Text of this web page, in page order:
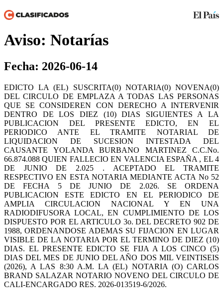
Aviso: Notarías
Fecha: 2026-06-14
EDICTO LA (EL) SUSCRITA(0) NOTARIA(0) NOVENA(0)
DEL CIRCULO DE EMPLAZA A TODAS LAS PERSONAS
QUE SE CONSIDEREN CON DERECHO A INTERVENIR
DENTRO DE LOS DIEZ (10) DIAS SIGUIENTES A LA
PUBLICACION DEL PRESENTE EDICTO, EN EL
PERIODICO ANTE EL TRAMITE NOTARIAL DE
LIQUIDACION DE SUCESION INTESTADA DEL
CAUSANTE YOLANDA BURBANO MARTINEZ C.C.No.
66.874.088 QUIEN FALLECIO EN VALENCIA ESPAÑA , EL 4
DE JUNIO DE 2.025 . ACEPTADO EL TRAMITE
RESPECTIVO EN ESTA NOTARIA MEDIANTE ACTA No 52
DE FECHA 5 DE JUNIO DE 2.026. SE ORDENA
PUBLICACION ESTE EDICTO EN EL PERIODICO DE
AMPLIA CIRCULACION NACIONAL Y EN UNA
RADIODIFUSORA LOCAL, EN CUMPLIMIENTO DE LOS
DISPUESTO POR EL ARTICULO 3o. DEL DECRETO 902 DE
1988, ORDENANDOSE ADEMAS SU FIJACION EN LUGAR
VISIBLE DE LA NOTARIA POR EL TERMINO DE DIEZ (10)
DIAS. EL PRESENTE EDICTO SE FIJA A LOS CINCO (5)
DIAS DEL MES DE JUNIO DEL AÑO DOS MIL VEINTISEIS
(2026), A LAS 8:30 A.M. LA (EL) NOTARIA (O) CARLOS
BRAND SALAZAR NOTARIO NOVENO DEL CIRCULO DE
CALI-ENCARGADO RES. 2026-013519-6/2026.